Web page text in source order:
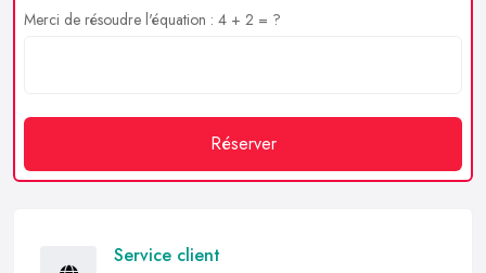
Merci de résoudre l'équation : 4 + 2 = ?
Réserver
Service client